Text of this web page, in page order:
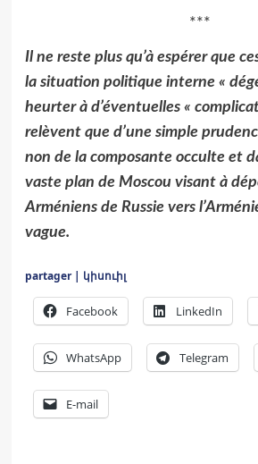
***
Il ne reste plus qu’à espérer que
la situation politique interne «
heurter à d’éventuelles «
relèvent que d’une simple
non de la composante occulte et
vaste plan de Moscou visant à
Arméniens de Russie vers
vague.
partager | կիսուիլ
Facebook LinkedIn
WhatsApp Telegram
E-mail